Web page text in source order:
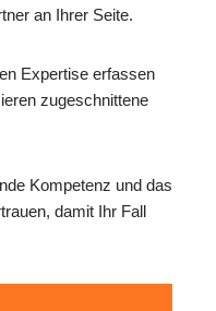
an Ihrer Seite.
Expertise erfassen
zugeschnittene
Kompetenz und das
damit Ihr Fall